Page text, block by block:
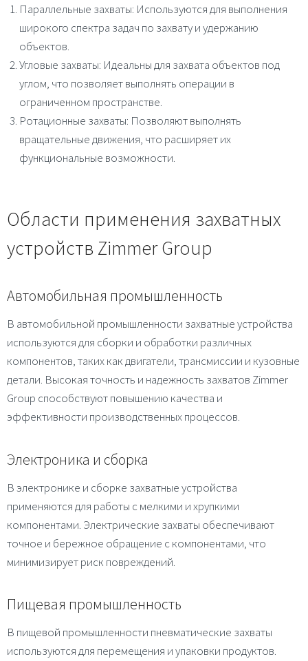
Параллельные захваты: Используются для выполнения
широкого спектра задач по захвату и удержанию
объектов.
Угловые захваты: Идеальны для захвата объектов под
углом, что позволяет выполнять операции в
ограниченном пространстве.
Ротационные захваты: Позволяют выполнять
вращательные движения, что расширяет их
функциональные возможности.
Области применения захватных
устройств Zimmer Group
Автомобильная промышленность
В автомобильной промышленности захватные устройства
используются для сборки и обработки различных
компонентов, таких как двигатели, трансмиссии и кузовные
детали. Высокая точность и надежность захватов Zimmer
Group способствуют повышению качества и
эффективности производственных процессов.
Электроника и сборка
В электронике и сборке захватные устройства
применяются для работы с мелкими и хрупкими
компонентами. Электрические захваты обеспечивают
точное и бережное обращение с компонентами, что
минимизирует риск повреждений.
Пищевая промышленность
В пищевой промышленности пневматические захваты
используются для перемещения и упаковки продуктов.